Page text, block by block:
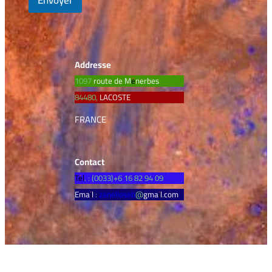
Addresse
1097 route de Ménerbes
84480, LACOSTE
FRANCE
Contact
Tél. : (0033)+6 16 82 94 09
Email :zanelloseb@gmail.com